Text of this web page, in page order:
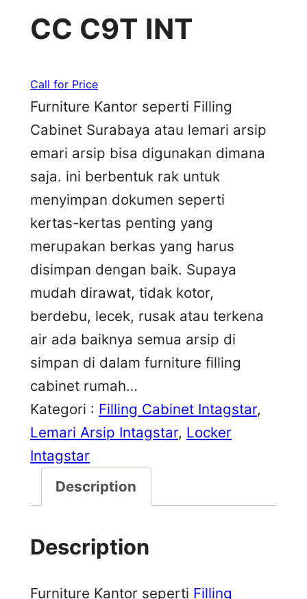
CC C9T INT
Call for Price
Furniture Kantor seperti Filling
Cabinet Surabaya atau lemari arsip
emari arsip bisa digunakan dimana
saja. ini berbentuk rak untuk
menyimpan dokumen seperti
kertas-kertas penting yang
merupakan berkas yang harus
disimpan dengan baik. Supaya
mudah dirawat, tidak kotor,
berdebu, lecek, rusak atau terkena
air ada baiknya semua arsip di
simpan di dalam furniture filling
cabinet rumah…
Kategori : Filling Cabinet Intagstar
Lemari Arsip Intagstar, Locker
Intagstar
Description
Description
Furniture Kantor seperti Filling